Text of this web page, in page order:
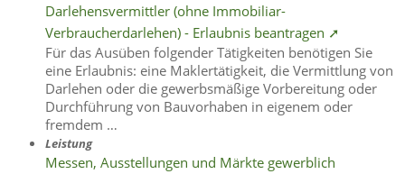
Darlehensvermittler (ohne Immobiliar-
Verbraucherdarlehen) - Erlaubnis beantragen ➚
Für das Ausüben folgender Tätigkeiten benötigen Sie
eine Erlaubnis: eine Maklertätigkeit, die Vermittlung von
Darlehen oder die gewerbsmäßige Vorbereitung oder
Durchführung von Bauvorhaben in eigenem oder
fremdem …
Leistung
Messen, Ausstellungen und Märkte gewerblich